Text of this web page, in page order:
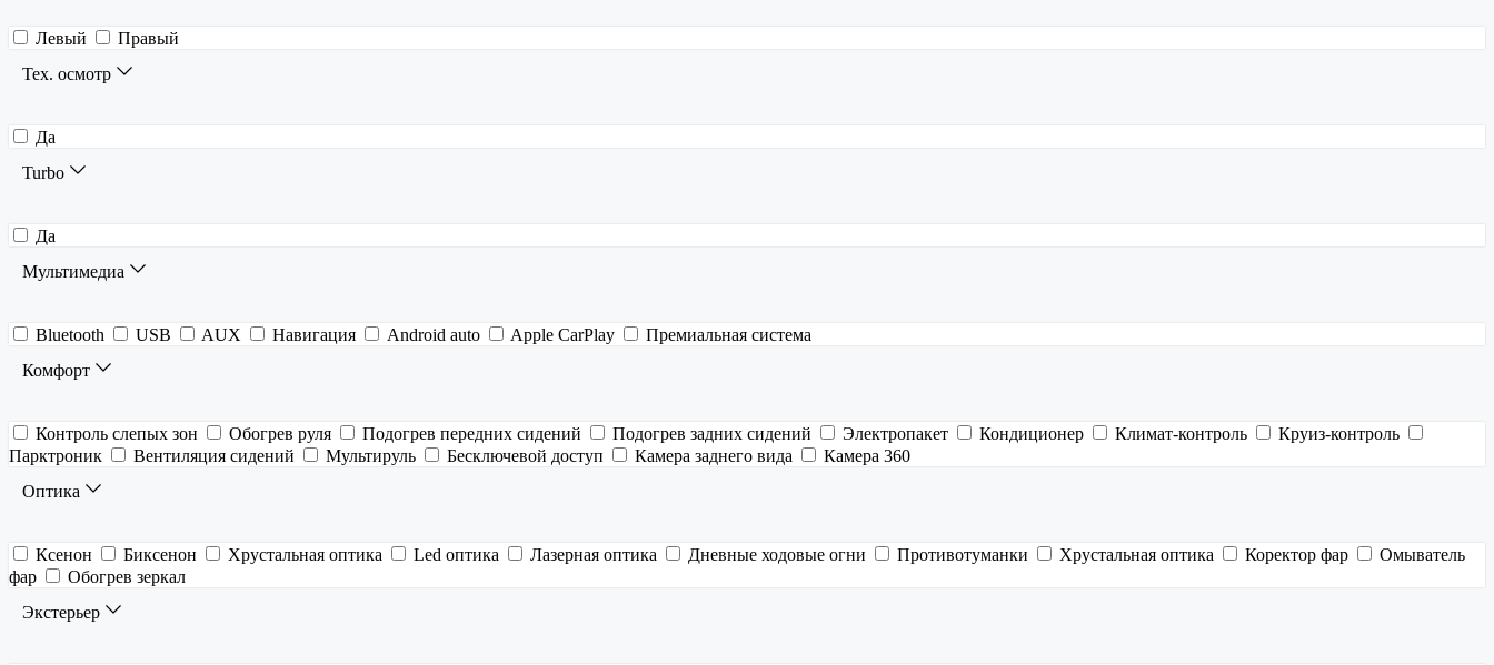
Левый
Правый
Тех. осмотр
Да
Turbo
Да
Мультимедиа
Bluetooth USB AUX Навигация Android auto Apple CarPlay
Премиальная система
Комфорт
Контроль слепых зон Обогрев руля Подогрев передних сидений Подогрев задних сидений Электропакет Кондиционер Климат-контроль
Круиз-контроль
Парктроник
Вентиляция сидений Мультируль Бесключевой доступ Камера заднего вида
Камера 360
Оптика
Ксенон Биксенон Хрустальная оптика Led оптика Лазерная оптика Дневные ходовые огни Противотуманки Хрустальная оптика Коректор фар
Омыватель
фар
Обогрев зеркал
Экстерьер